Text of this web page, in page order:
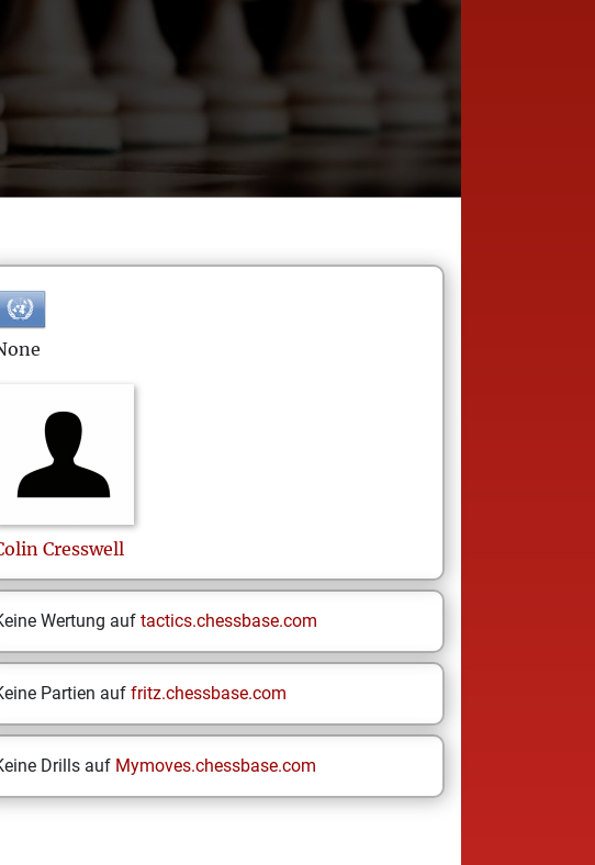
Cresswell
Wertung auf tactics.chessbase.com
Partien auf fritz.chessbase.com
Drills auf Mymoves.chessbase.com